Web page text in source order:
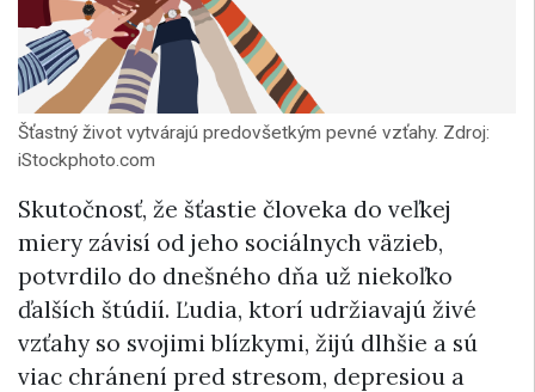
Šťastný život vytvárajú predovšetkým pevné vzťahy. Zdroj:
iStockphoto.com
Skutočnosť, že šťastie človeka do veľkej
miery závisí od jeho sociálnych väzieb,
potvrdilo do dnešného dňa už niekoľko
ďalších štúdií. Ľudia, ktorí udržiavajú živé
vzťahy so svojimi blízkymi, žijú dlhšie a sú
viac chránení pred stresom, depresiou a